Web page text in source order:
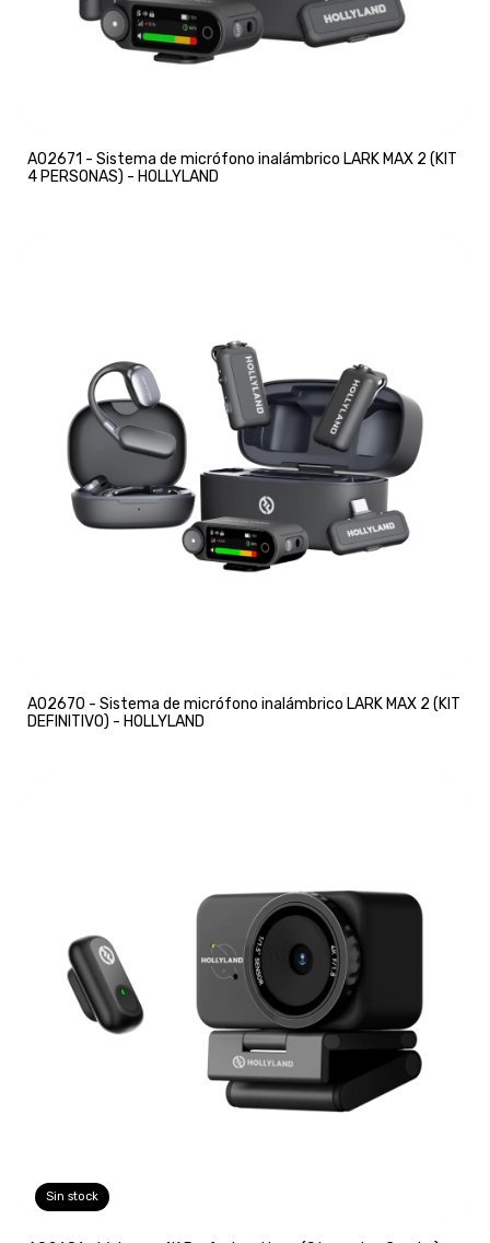
A02671 - Sistema de micrófono inalámbrico LARK MAX 2 (KIT
4 PERSONAS) - HOLLYLAND
A02670 - Sistema de micrófono inalámbrico LARK MAX 2 (KIT
DEFINITIVO) - HOLLYLAND
Sin stock